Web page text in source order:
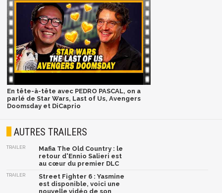
En tête-à-tête avec PEDRO PASCAL, on a
parlé de Star Wars, Last of Us, Avengers
Doomsday et DiCaprio
AUTRES TRAILERS
TRAILER
Mafia The Old Country : le
retour d'Ennio Salieri est
au cœur du premier DLC
TRAILER
Street Fighter 6 : Yasmine
est disponible, voici une
nouvelle vidéo de son